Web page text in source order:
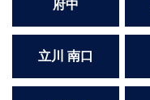
府中
立川 南口